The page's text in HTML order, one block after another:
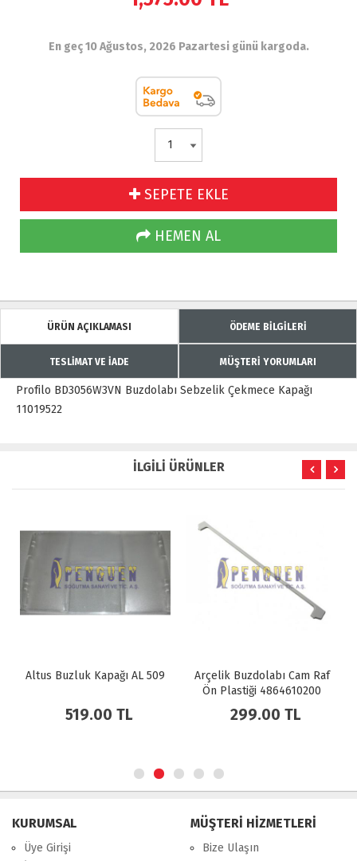
En geç 10 Ağustos, 2026 Pazartesi günü kargoda.
SEPETE EKLE
HEMEN AL
ÜRÜN AÇIKLAMASI ÖDEME BİLGİLERİ
TESLİMAT VE İADE MÜŞTERİ YORUMLARI
Profilo BD3056W3VN Buzdolabı Sebzelik Çekmece Kapağı
11019522
İLGİLİ ÜRÜNLER
Altus Buzluk Kapağı AL 509
519.00 TL
Arçelik Buzdolabı Cam Raf
Ön Plastiği 4864610200
299.00 TL
KURUMSAL
Üye Girişi
MÜŞTERİ HİZMETLERİ
Bize Ulaşın